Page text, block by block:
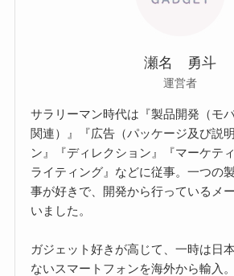
瀬名 勇斗
運営者
サラリーマン時代は『製品開発（モ
関連）』『広告（パッケージ及び説
ン』『ディレクション』『マーケテ
ライティング』などに従事。一つの
事が好きで、開発から行っているメ
いました。
ガジェット好きが高じて、一時は日
ないスマートフォンを海外から輸入。